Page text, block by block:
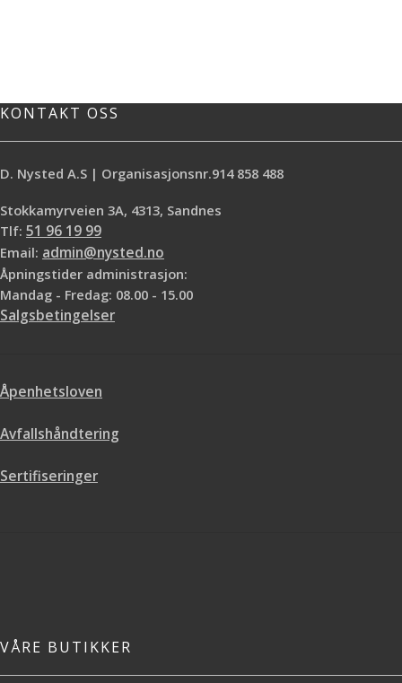
KONTAKT OSS
D. Nysted A.S | Organisasjonsnr.914 858 488
Stokkamyrveien 3A, 4313, Sandnes
Tlf: 51 96 19 99
Email: admin@nysted.no
Åpningstider administrasjon:
Mandag - Fredag: 08.00 - 15.00
Salgsbetingelser
Åpenhetsloven
Avfallshåndtering
Sertifiseringer
VÅRE BUTIKKER